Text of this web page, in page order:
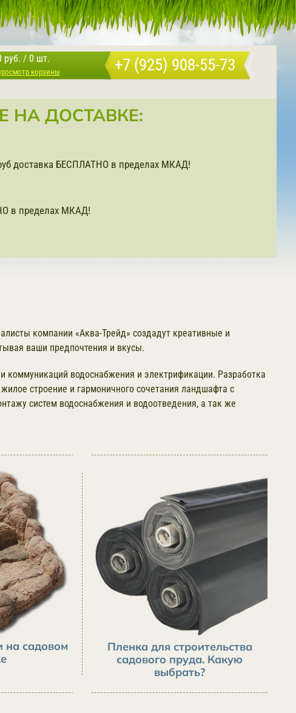
руб. / 0 шт.
корзины +7 (925) 908-55-73
НА ДОСТАВКЕ:
доставка БЕСПЛАТНО в пределах МКАД!
в пределах МКАД!
компании «Аква-Трейд» создадут креативные и
ваши предпочтения и вкусы.
коммуникаций водоснабжения и электрификации. Разработка
строение и гармоничного сочетания ландшафта с
систем водоснабжения и водоотведения, а так же
на садовом
Пленка для строительства
садового пруда. Какую
выбрать?